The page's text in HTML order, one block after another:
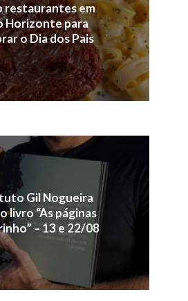
restaurantes em
Horizonte para
o Dia dos Pais
Gil Nogueira
livro “As páginas
– 13 e 22/08